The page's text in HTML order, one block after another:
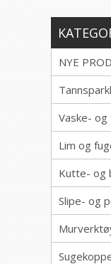
NYE
Vaske-
Lim og
Kutte- og
Slipe- og